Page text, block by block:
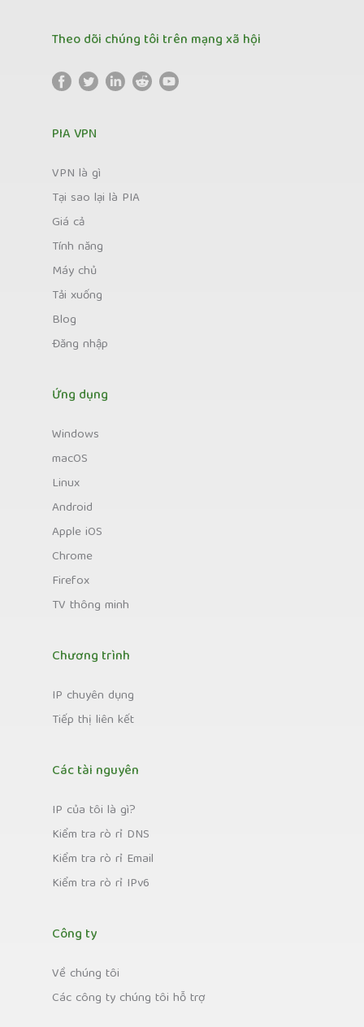
Theo dõi chúng tôi trên mạng xã hội
PIA VPN
VPN là gì
Tại sao lại là PIA
Giá cả
Tính năng
Máy chủ
Tải xuống
Blog
Đăng nhập
Ứng dụng
Windows
macOS
Linux
Android
Apple iOS
Chrome
Firefox
TV thông minh
Chương trình
IP chuyên dụng
Tiếp thị liên kết
Các tài nguyên
IP của tôi là gì?
Kiểm tra rò rỉ DNS
Kiểm tra rò rỉ Email
Kiểm tra rò rỉ IPv6
Công ty
Về chúng tôi
Các công ty chúng tôi hỗ trợ